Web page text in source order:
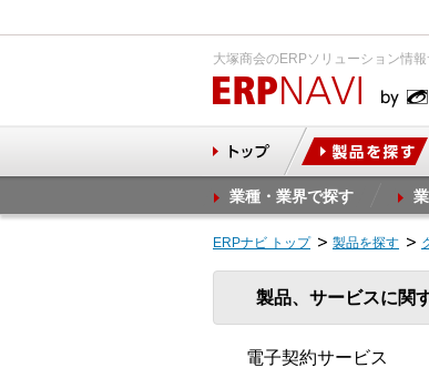
大塚商会のERPソリューション情
業種・業界で探す
ERPナビ トップ 製品を探す
製品、サービスに関
電子契約サービス